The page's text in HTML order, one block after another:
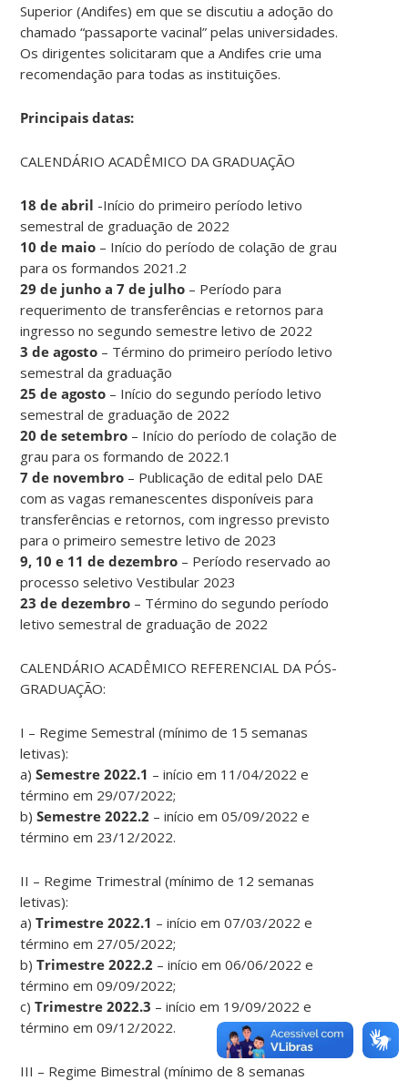
Superior (Andifes) em que se discutiu a adoção do
chamado “passaporte vacinal” pelas universidades.
Os dirigentes solicitaram que a Andifes crie uma
recomendação para todas as instituições.
Principais datas:
CALENDÁRIO ACADÊMICO DA GRADUAÇÃO
18 de abril -Início do primeiro período letivo
semestral de graduação de 2022
10 de maio – Início do período de colação de grau
para os formandos 2021.2
29 de junho a 7 de julho – Período para
requerimento de transferências e retornos para
ingresso no segundo semestre letivo de 2022
3 de agosto – Término do primeiro período letivo
semestral da graduação
25 de agosto – Início do segundo período letivo
semestral de graduação de 2022
20 de setembro – Início do período de colação de
grau para os formando de 2022.1
7 de novembro – Publicação de edital pelo DAE
com as vagas remanescentes disponíveis para
transferências e retornos, com ingresso previsto
para o primeiro semestre letivo de 2023
9, 10 e 11 de dezembro – Período reservado ao
processo seletivo Vestibular 2023
23 de dezembro – Término do segundo período
letivo semestral de graduação de 2022
CALENDÁRIO ACADÊMICO REFERENCIAL DA PÓS-
GRADUAÇÃO:
I – Regime Semestral (mínimo de 15 semanas
letivas):
a)Semestre 2022.1 – início em 11/04/2022 e
término em 29/07/2022;
b)Semestre 2022.2 – início em 05/09/2022 e
término em 23/12/2022.
II – Regime Trimestral (mínimo de 12 semanas
letivas):
a)Trimestre 2022.1 – início em 07/03/2022 e
término em 27/05/2022;
b)Trimestre 2022.2 – início em 06/06/2022 e
término em 09/09/2022;
c)Trimestre 2022.3 – início em 19/09/2022 e
término em 09/12/2022.
III – Regime Bimestral (mínimo de 8 semanas